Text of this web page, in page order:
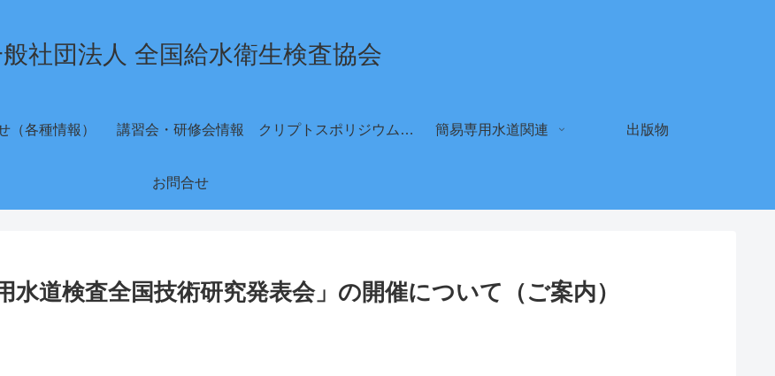
社団法人 全国給水衛生検査協会
（各種情報） 講習会・研修会情報 クリプトスポリジウム セカンドオピニオン登録申請（新規・更新） 簡易専用水道関連 出版物
お問合せ
道検査全国技術研究発表会」の開催について（ご案内）